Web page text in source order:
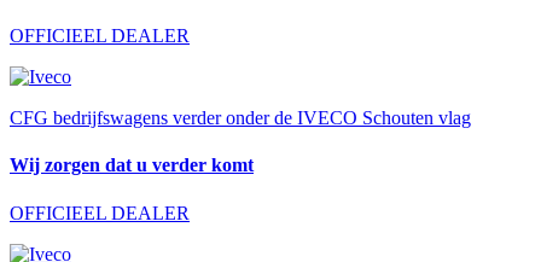
OFFICIEEL DEALER
CFG bedrijfswagens verder onder de IVECO Schouten vlag
Wij zorgen dat u verder komt
OFFICIEEL DEALER